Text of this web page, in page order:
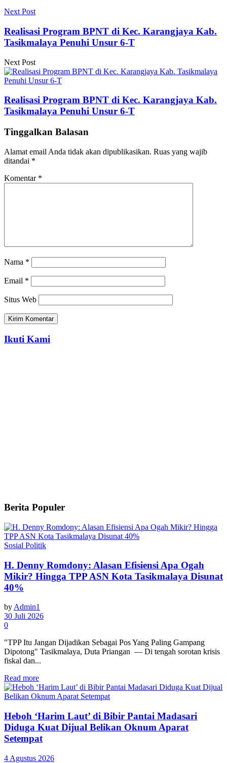
Next Post
Realisasi Program BPNT di Kec. Karangjaya Kab.
Tasikmalaya Penuhi Unsur 6-T
Next Post
Realisasi Program BPNT di Kec. Karangjaya Kab.
Tasikmalaya Penuhi Unsur 6-T
Tinggalkan Balasan
Alamat email Anda tidak akan dipublikasikan. Ruas yang wajib
ditandai *
Komentar *
Nama *
Email *
Situs Web
Ikuti Kami
Berita Populer
Sosial Politik
H. Denny Romdony: Alasan Efisiensi Apa Ogah
Mikir? Hingga TPP ASN Kota Tasikmalaya Disunat
40%
by Admin1
30 Juli 2026
0
"TPP Itu Jangan Dijadikan Sebagai Pos Yang Paling Gampang
Dipotong" Tasikmalaya, Duta Priangan — Di tengah sorotan krisis
fiskal dan...
Read more
Heboh ‘Harim Laut’ di Bibir Pantai Madasari
Diduga Kuat Dijual Belikan Oknum Aparat
Setempat
4 Agustus 2026